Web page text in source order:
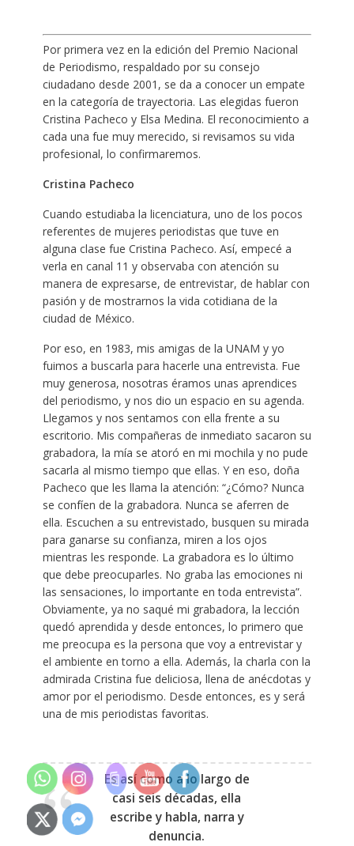
Por primera vez en la edición del Premio Nacional
de Periodismo, respaldado por su consejo
ciudadano desde 2001, se da a conocer un empate
en la categoría de trayectoria. Las elegidas fueron
Cristina Pacheco y Elsa Medina. El reconocimiento a
cada una fue muy merecido, si revisamos su vida
profesional, lo confirmaremos.
Cristina Pacheco
Cuando estudiaba la licenciatura, uno de los pocos
referentes de mujeres periodistas que tuve en
alguna clase fue Cristina Pacheco. Así, empecé a
verla en canal 11 y observaba con atención su
manera de expresarse, de entrevistar, de hablar con
pasión y de mostrarnos la vida cotidiana de la
ciudad de México.
Por eso, en 1983, mis amigas de la UNAM y yo
fuimos a buscarla para hacerle una entrevista. Fue
muy generosa, nosotras éramos unas aprendices
del periodismo, y nos dio un espacio en su agenda.
Llegamos y nos sentamos con ella frente a su
escritorio. Mis compañeras de inmediato sacaron su
grabadora, la mía se atoró en mi mochila y no pude
sacarla al mismo tiempo que ellas. Y en eso, doña
Pacheco que les llama la atención: “¿Cómo? Nunca
se confíen de la grabadora. Nunca se aferren de
ella. Escuchen a su entrevistado, busquen su mirada
para ganarse su confianza, miren a los ojos
mientras les responde. La grabadora es lo último
que debe preocuparles. No graba las emociones ni
las sensaciones, lo importante en toda entrevista”.
Obviamente, ya no saqué mi grabadora, la lección
quedó aprendida y desde entonces, lo primero que
me preocupa es la persona que voy a entrevistar y
el ambiente en torno a ella. Además, la charla con la
admirada Cristina fue deliciosa, llena de anécdotas y
amor por el periodismo. Desde entonces, es y será
una de mis periodistas favoritas.
Es así como a lo largo de
casi seis décadas, ella
escribe y habla, narra y
denuncia.